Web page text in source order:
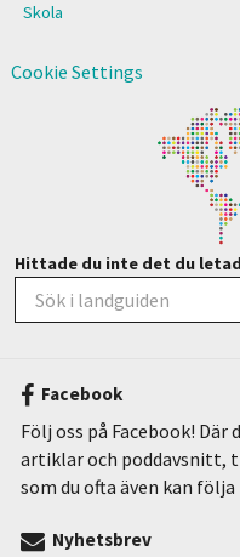
Skola
Cookie Settings
Hittade du inte det du
Facebook
Följ oss på Facebook! Där
artiklar och poddavsnitt,
som du ofta även kan
Nyhetsbrev